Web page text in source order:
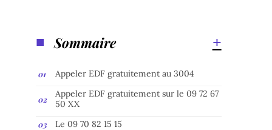
Sommaire
Appeler EDF gratuitement au 3004
Appeler EDF gratuitement sur le 09 72 67
50 XX
Le 09 70 82 15 15